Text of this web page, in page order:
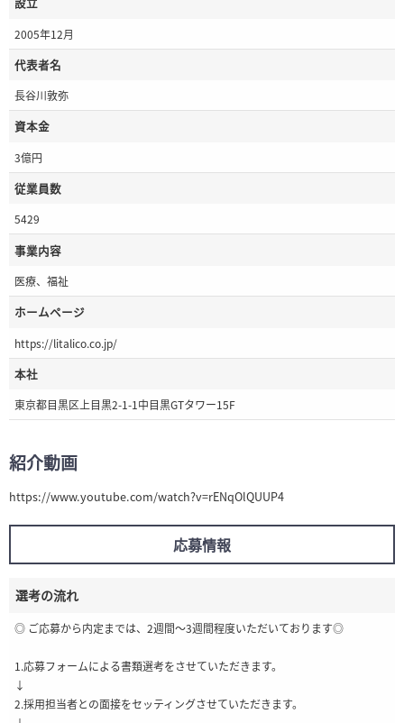
2005年12月
代表者名
長谷川敦弥
資本金
3億円
従業員数
5429
事業内容
医療、福祉
ホームページ
https://litalico.co.jp/
本社
東京都目黒区上目黒2-1-1中目黒GTタワー15F
紹介動画
https://www.youtube.com/watch?v=rENqOlQUUP4
応募情報
選考の流れ
◎ ご応募から内定までは、2週間～3週間程度いただいております◎
1.応募フォームによる書類選考をさせていただきます。
↓
2.採用担当者との面接をセッティングさせていただきます。